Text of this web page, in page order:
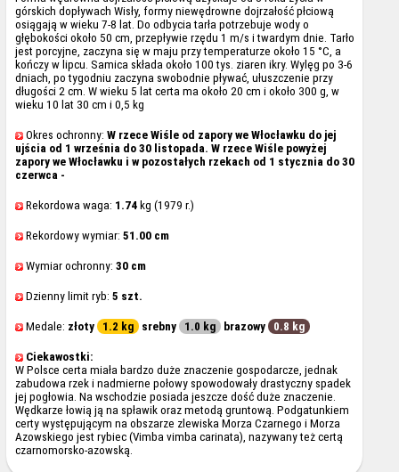
górskich dopływach Wisły, formy niewędrowne dojrzałość płciową
osiągają w wieku 7-8 lat. Do odbycia tarła potrzebuje wody o
głębokości około 50 cm, przepływie rzędu 1 m/s i twardym dnie. Tarło
jest porcyjne, zaczyna się w maju przy temperaturze około 15 °C, a
kończy w lipcu. Samica składa około 100 tys. ziaren ikry. Wylęg po 3-6
dniach, po tygodniu zaczyna swobodnie pływać, ułuszczenie przy
długości 2 cm. W wieku 5 lat certa ma około 20 cm i około 300 g, w
wieku 10 lat 30 cm i 0,5 kg
Okres ochronny: W rzece Wiśle od zapory we Włocławku do jej
ujścia od 1 września do 30 listopada. W rzece Wiśle powyżej
zapory we Włocławku i w pozostałych rzekach od 1 stycznia do 30
czerwca -
Rekordowa waga: 1.74 kg (1979 r.)
Rekordowy wymiar: 51.00 cm
Wymiar ochronny: 30 cm
Dzienny limit ryb: 5 szt.
Medale: złoty 1.2 kg srebny 1.0 kg brazowy 0.8 kg
Ciekawostki:
W Polsce certa miała bardzo duże znaczenie gospodarcze, jednak
zabudowa rzek i nadmierne połowy spowodowały drastyczny spadek
jej pogłowia. Na wschodzie posiada jeszcze dość duże znaczenie.
Wędkarze łowią ją na spławik oraz metodą gruntową. Podgatunkiem
certy występującym na obszarze zlewiska Morza Czarnego i Morza
Azowskiego jest rybiec (Vimba vimba carinata), nazywany też certą
czarnomorsko-azowską.